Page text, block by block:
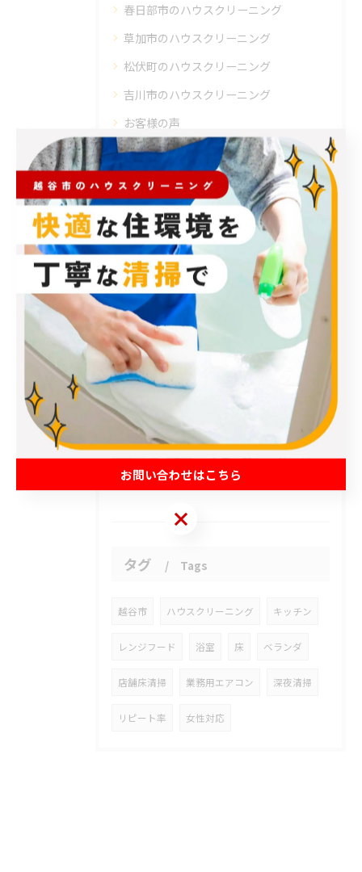
春日部市のハウスクリーニング
草加市のハウスクリーニング
松伏町のハウスクリーニング
吉川市のハウスクリーニング
お客様の声
最近の投稿 Recent Posts
2026/08/06
モカ君の冒険は新たな幕を開けました。
2026/08/06
2026/08/06
今日、新しいドアが開かれました。
タグ Tags
越谷市 ハウスクリーニング キッチン
レンジフード 浴室 床 ベランダ
店舗床清掃 業務用エアコン 深夜清掃
リピート率 女性対応
お問い合わせはこちら
お問い合わせはこちら